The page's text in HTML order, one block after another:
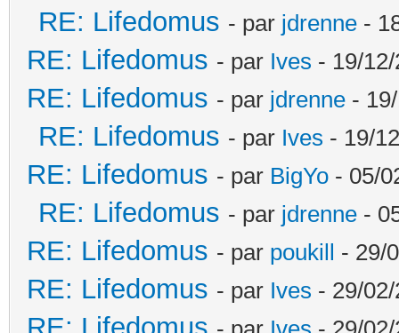
RE: Lifedomus - par jdrenne -
RE: Lifedomus - par Ives - 19/
RE: Lifedomus - par jdrenne -
RE: Lifedomus - par Ives - 19/
RE: Lifedomus - par BigYo - 05/
RE: Lifedomus - par jdrenne -
RE: Lifedomus - par poukill - 29/
RE: Lifedomus - par Ives - 29/